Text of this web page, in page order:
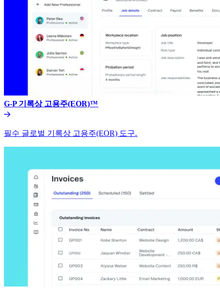
G-P 기록상 고용주(EOR)™​​
필수 글로벌 기록상 고용주(EOR) 도구.​​